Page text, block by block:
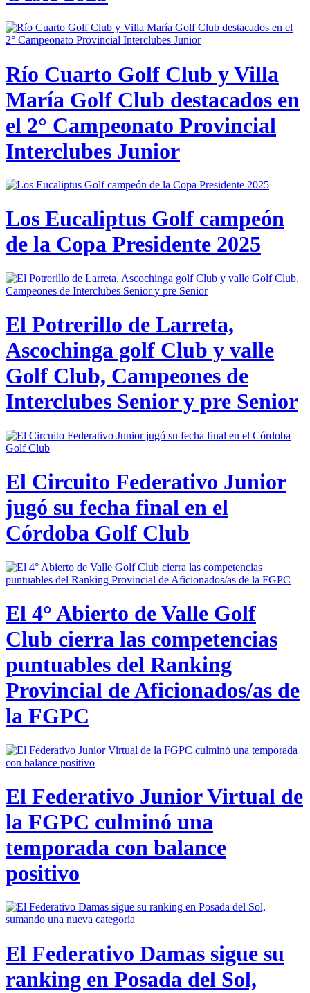
Río Cuarto Golf Club y Villa
María Golf Club destacados en
el 2° Campeonato Provincial
Interclubes Junior
Los Eucaliptus Golf campeón
de la Copa Presidente 2025
El Potrerillo de Larreta,
Ascochinga golf Club y valle
Golf Club, Campeones de
Interclubes Senior y pre Senior
El Circuito Federativo Junior
jugó su fecha final en el
Córdoba Golf Club
El 4° Abierto de Valle Golf
Club cierra las competencias
puntuables del Ranking
Provincial de Aficionados/as de
la FGPC
El Federativo Junior Virtual de
la FGPC culminó una
temporada con balance
positivo
El Federativo Damas sigue su
ranking en Posada del Sol,